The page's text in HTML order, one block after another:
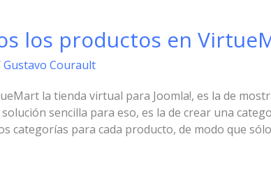
los productos en
Gustavo Courault
la tienda virtual para Joomla!, es la de
sencilla para eso, es la de crear una
categorías para cada producto, de modo que